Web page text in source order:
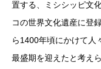
置する、ミシシッピ文
コの世界文化遺産に登
ら1400年頃にかけて人
最盛期を迎えたと考え